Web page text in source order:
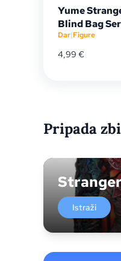
Yume
Blind Bag
Dar|Figure
4,99 €
Pripada
Istraži